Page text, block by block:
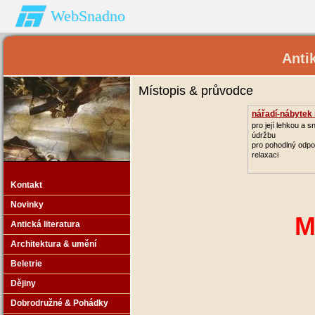
WebSnadno
Kontakt
Novinky
Antická literatura
Architektura & umění
Beletrie
Dějiny
Dobrodružné & Pohádky
Místopis & průvodce
nářadí-nábytek
zahradu
pro její lehkou a
údržbu
pro pohodlný
relaxaci